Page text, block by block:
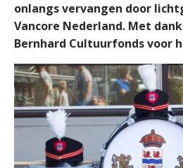
SLAG
&
VLAG
NIEUWS
CONTACT
onlangs vervangen door
Vancore Nederland. Met
Bernhard Cultuurfonds voor